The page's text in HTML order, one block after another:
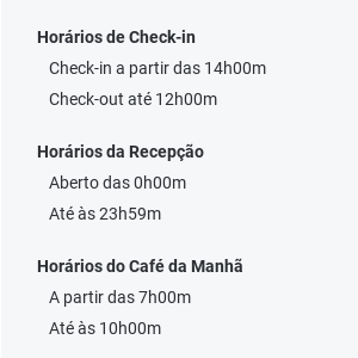
Horários de Check-in
Check-in a partir das 14h00m
Check-out até 12h00m
Horários da Recepção
Aberto das 0h00m
Até às 23h59m
Horários do Café da Manhã
A partir das 7h00m
Até às 10h00m